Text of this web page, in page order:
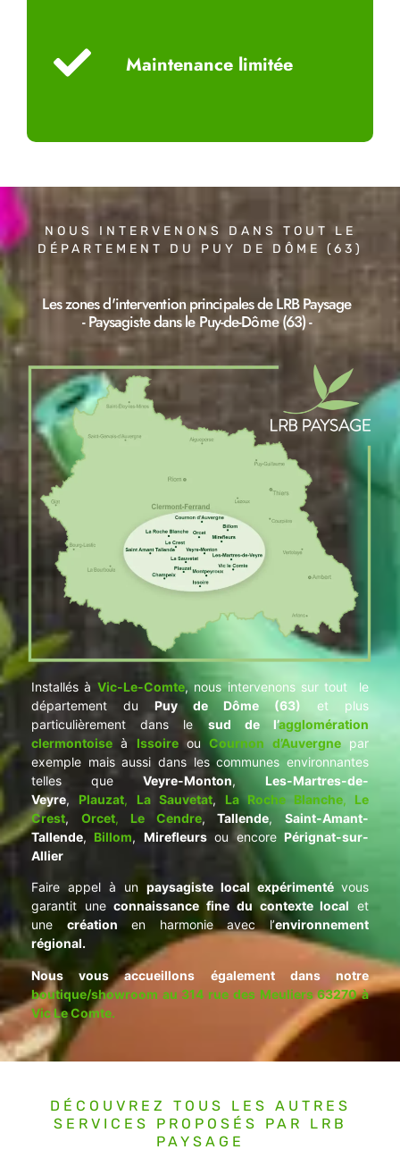
Maintenance limitée
NOUS INTERVENONS DANS TOUT LE
DÉPARTEMENT DU PUY DE DÔME (63)
Les zones d'intervention principales de LRB Paysage
- Paysagiste dans le Puy-de-Dôme (63) -
Installés à Vic-Le-Comte, nous intervenons sur tout le
département du Puy de Dôme (63) et plus
particulièrement dans lesud de l’agglomération
clermontoise à Issoire ouCournon d’Auvergnepar
exemple mais aussi dans les communes environnantes
telles que Veyre-Monton, Les-Martres-de-
Veyre, Plauzat, La Sauvetat, La Roche Blanche, Le
Crest, Orcet, Le Cendre,Tallende,Saint-Amant-
Tallende, Billom, Mirefleursou encorePérignat-sur-
Allier
Faire appel à un paysagiste local expérimenté vous
garantit uneconnaissance fine du contexte local et
une création en harmonie avec l’environnement
régional.
Nous vous accueillons également dans notre
boutique/showroom au 314 rue des Meuliers 63270 à
Vic Le Comte.
DÉCOUVREZ TOUS LES AUTRES
SERVICES PROPOSÉS PAR LRB
PAYSAGE